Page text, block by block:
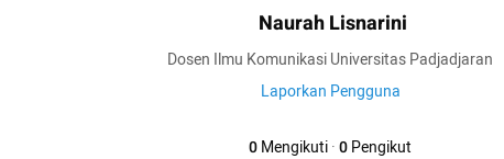
Naurah Lisnarini
Dosen Ilmu Komunikasi Universitas Padjadjaran
Laporkan Pengguna
0Mengikuti·0Pengikut